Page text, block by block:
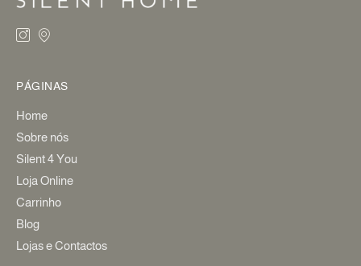
PÁGINAS
Home
Sobre nós
Silent 4 You
Loja Online
Carrinho
Blog
Lojas e Contactos